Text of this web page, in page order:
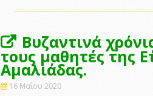
Βυζαντινά
τους μαθητές της
Αμαλιάδας.
16 Μαΐου 2020